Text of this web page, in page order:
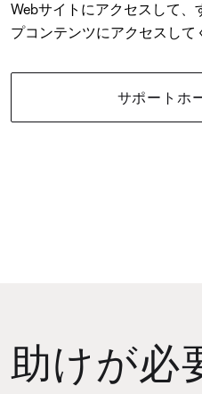
Webサイトにアクセスして
プコンテンツにアクセスして
サポートホ
助けが必